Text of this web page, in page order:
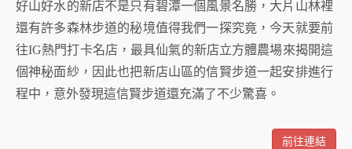
好山好水的新店不是只有碧潭一個風景名勝，大片山林裡
還有許多森林步道的秘境值得我們一探究竟，今天就要前
往IG熱門打卡名店，最具仙氣的新店立方體農場來揭開這
個神秘面紗，因此也把新店山區的信賢步道一起安排進行
程中，意外發現這信賢步道還充滿了不少驚喜。
前往連結